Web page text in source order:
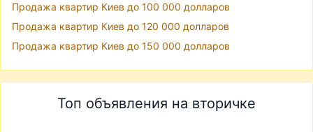
Продажа квартир Киев до 100 000 долларов
Продажа квартир Киев до 120 000 долларов
Продажа квартир Киев до 150 000 долларов
Топ объявления на вторичке